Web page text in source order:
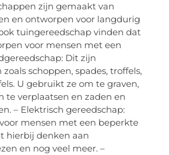
zijn gemaakt van
en ontworpen voor langdurig
tuingereedschap vinden dat
voor mensen met een
Dit zijn
schoppen, spades, troffels,
U gebruikt ze om te graven,
te verplaatsen en zaden en
– Elektrisch gereedschap:
mensen met een beperkte
hierbij denken aan
en nog veel meer. –